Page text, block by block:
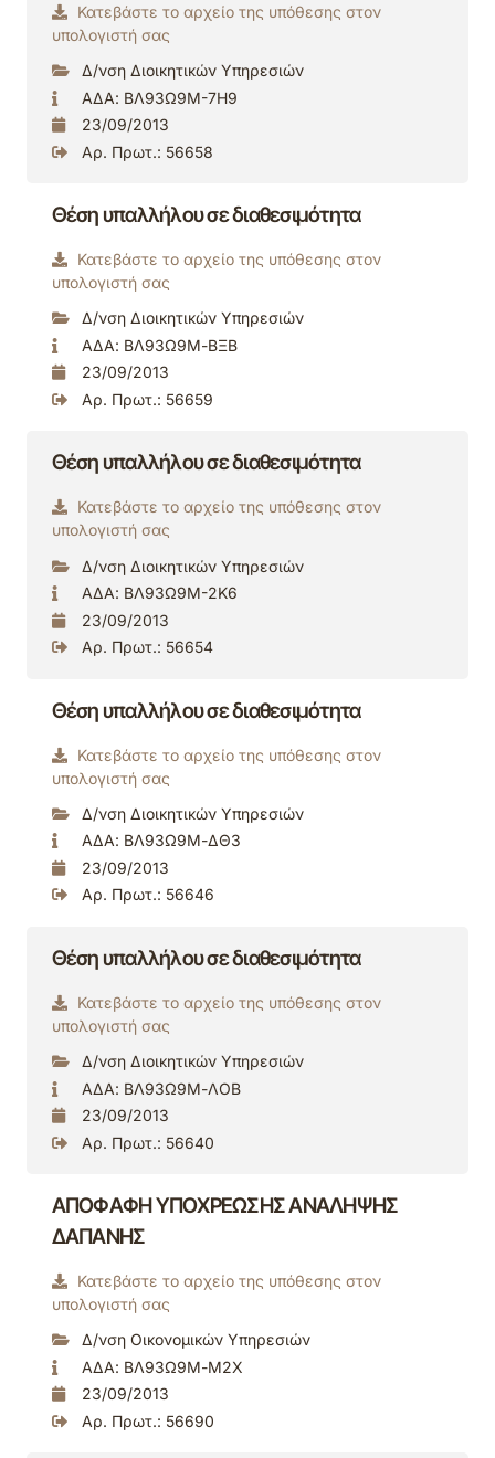
Κατεβάστε το αρχείο της υπόθεσης στον
υπολογιστή σας
Δ/νση Διοικητικών Υπηρεσιών
ΑΔΑ: ΒΛ93Ω9Μ-7Η9
23/09/2013
Αρ. Πρωτ.: 56658
Θέση υπαλλήλου σε διαθεσιμότητα
Κατεβάστε το αρχείο της υπόθεσης στον
υπολογιστή σας
Δ/νση Διοικητικών Υπηρεσιών
ΑΔΑ: ΒΛ93Ω9Μ-ΒΞΒ
23/09/2013
Αρ. Πρωτ.: 56659
Θέση υπαλλήλου σε διαθεσιμότητα
Κατεβάστε το αρχείο της υπόθεσης στον
υπολογιστή σας
Δ/νση Διοικητικών Υπηρεσιών
ΑΔΑ: ΒΛ93Ω9Μ-2Κ6
23/09/2013
Αρ. Πρωτ.: 56654
Θέση υπαλλήλου σε διαθεσιμότητα
Κατεβάστε το αρχείο της υπόθεσης στον
υπολογιστή σας
Δ/νση Διοικητικών Υπηρεσιών
ΑΔΑ: ΒΛ93Ω9Μ-ΔΘ3
23/09/2013
Αρ. Πρωτ.: 56646
Θέση υπαλλήλου σε διαθεσιμότητα
Κατεβάστε το αρχείο της υπόθεσης στον
υπολογιστή σας
Δ/νση Διοικητικών Υπηρεσιών
ΑΔΑ: ΒΛ93Ω9Μ-ΛΟΒ
23/09/2013
Αρ. Πρωτ.: 56640
ΑΠΟΦΑΦΗ ΥΠΟΧΡΕΩΣΗΣ ΑΝΑΛΗΨΗΣ
ΔΑΠΑΝΗΣ
Κατεβάστε το αρχείο της υπόθεσης στον
υπολογιστή σας
Δ/νση Οικονομικών Υπηρεσιών
ΑΔΑ: ΒΛ93Ω9Μ-Μ2Χ
23/09/2013
Αρ. Πρωτ.: 56690